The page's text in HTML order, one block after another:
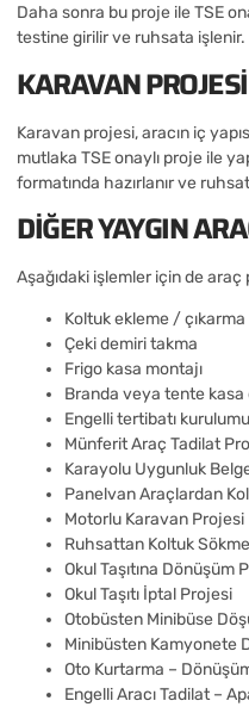
Daha sonra bu proje ile TSE
testine girilir ve ruhsata işlenir.
KARAVAN
Karavan projesi, aracın iç
mutlaka TSE onaylı proje ile
formatında hazırlanır ve
DIĞER YAYGIN
Aşağıdaki işlemler için de
Koltuk ekleme / çıkarma
Çeki demiri takma
Frigo kasa montajı
Branda veya tente kasa
Engelli tertibatı kurulumu
Münferit Araç Tadilat
Karayolu Uygunluk
Panelvan Araçlardan
Motorlu Karavan Projesi
Ruhsattan Koltuk
Okul Taşıtına Dönüşüm
Okul Taşıtı İptal Projesi
Otobüsten Minibüse
Minibüsten Kamyonete
Oto Kurtarma –
Engelli Aracı Tadilat –